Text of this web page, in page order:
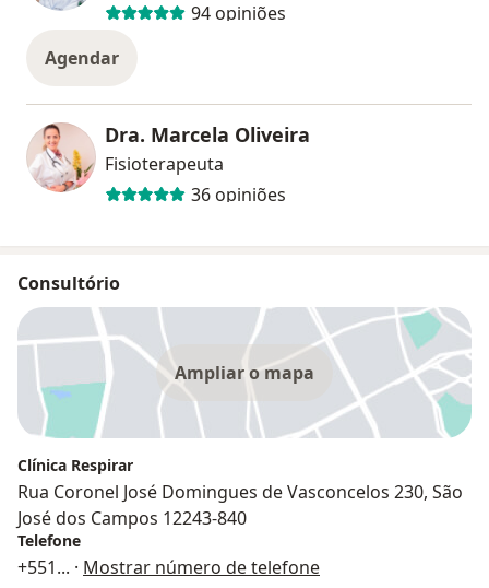
94 opiniões
Agendar
Dra. Marcela Oliveira
Fisioterapeuta
36 opiniões
Consultório
Ampliar o mapa
Clínica Respirar
Rua Coronel José Domingues de Vasconcelos 230, São
José dos Campos 12243-840
Telefone
+551... · Mostrar número de telefone